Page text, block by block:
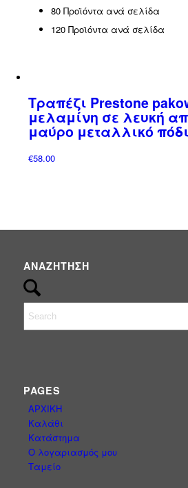
Διακόσμηση (5)
Είδη ταξιδίου(0)
Έπιπλα (0)
ΟΜΠΡΕΛΕΣ(3)
Ομπρέλες Κήπου - Πισίνας -
ΠΑΝΙΑ & ΑΝΤΑΛΛΑΚΤΙΚΑ
80 Προϊόντα ανά σελίδα
120 Προϊόντα ανά σελίδα
Τραπέζι Prestone
μελαμίνη σε λευκή
μαύρο μεταλλικό
€58.00
ΑΝΑΖΉΤΗΣΗ
PAGES
ΑΡΧΙΚΗ
Καλάθι
Κατάστημα
Ο λογαριασμός μου
Ταμείο